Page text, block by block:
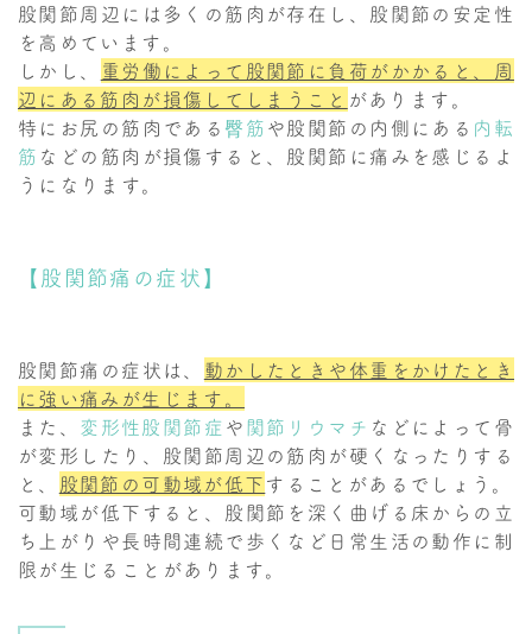
股関節周辺には多くの筋肉が存在し、股関節の安定性
を高めています。
しかし、
重労働によって股関節に負荷がかかると、周
辺にある筋肉が損傷してしまうこと があります。
特にお尻の筋肉である臀筋や股関節の内側にある 内転
筋 などの筋肉が損傷すると、股関節に痛みを感じるよ
うになります。
【股関節痛の症状】
股関節痛の症状は、 動かしたときや体重をかけたとき
に強い痛みが生じます。
また、 変形性股関節症や関節リウマチ などによって骨
が変形したり、股関節周辺の筋肉が硬くなったりする
と、 股関節の可動域が低下することがあるでしょう。
可動域が低下すると、股関節を深く曲げる床からの立
ち上がりや長時間連続で歩くなど日常生活の動作に制
限が生じることがあります。